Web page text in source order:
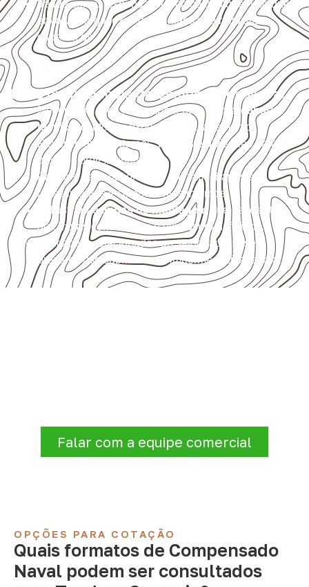
Valide com o responsável técnico qualquer uso que
envolva carga, exposição intensa ou requisitos
específicos.
Usos profissionais do Compensado Naval
Móveis, divisórias e componentes de
marcenaria
técnica
, conforme exposição e acabamento.
Revestimentos internos, painéis e divisórias para
projetos profissionais.
Projetos de transporte que utilizam chapas em
revestimentos e componentes internos.
Indústrias e linhas de montagem que necessitam
de chapas com formato e espessura definidos.
Aplicações relacionadas ao setor náutico, sem
presumir uso submerso ou impermeabilidade total.
Falar com a equipe comercial
OPÇÕES PARA COTAÇÃO
Quais formatos de Compensado
Naval podem ser consultados